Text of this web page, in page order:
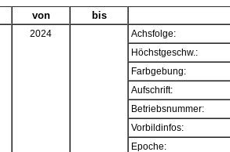
von bis
2024 Achsfolge:
Höchstgeschw.:
Farbgebung:
Aufschrift:
Betriebsnummer:
Vorbildinfos:
Epoche: